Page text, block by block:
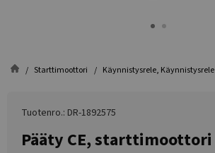
Starttimoottori Käynnistysrele, Käynnistysrele
Tuotenro.: DR-1892575
Pääty CE, starttimoottori